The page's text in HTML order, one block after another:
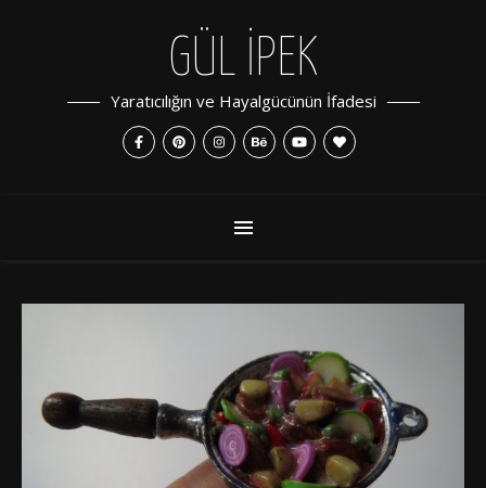
GÜL İPEK
Yaratıcılığın ve Hayalgücünün İfadesi